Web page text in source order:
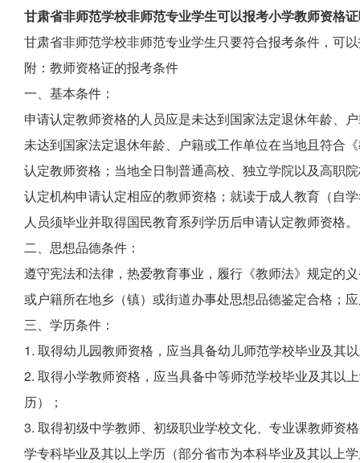
甘肃省非师范学校非师范专业学生可以报考小学教师资格
甘肃省非师范学校非师范专业学生只要符合报考条件，可
附：教师资格证的报考条件
一、基本条件：
申请认定教师资格的人员应是未达到国家法定退休年龄、
未达到国家法定退休年龄、户籍或工作单位在当地且符合
认定教师资格；当地全日制普通高校、独立学院以及高职
认定机构申请认定相应的教师资格；就读于成人教育（自
人员须毕业并取得国民教育系列学历后申请认定教师资格。
二、思想品德条件：
遵守宪法和法律，热爱教育事业，履行《教师法》规定的
或户籍所在地乡（镇）或街道办事处思想品德鉴定合格；
三、学历条件：
1. 取得幼儿园教师资格，应当具备幼儿师范学校毕业及其
2. 取得小学教师资格，应当具备中等师范学校毕业及其以
历）；
3. 取得初级中学教师、初级职业学校文化、专业课教师资
学专科毕业及其以上学历（部分省市为本科毕业及其以上